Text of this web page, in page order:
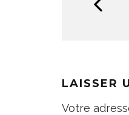
LAISSER
Votre